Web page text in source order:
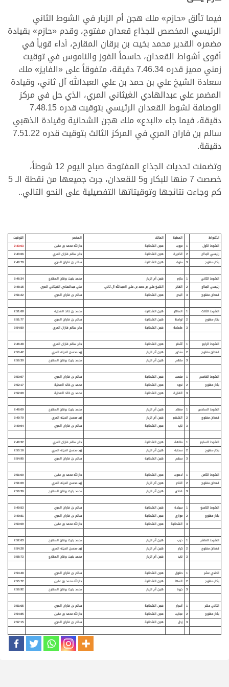
فيما تألق «حازم» ملك هجن أم الزبار في الشوط الثاني
الرئيسي المخصص للجذاع قعدان مفتوح، وقدم «حازم» بقيادة
مضمره القدير محمد بخيت بن برقان المقارح، أداء قوياً في
أقوى أشواط القعدان، حاسماً الفوز والناموس في توقيت
زمني مميز قدره 7.46.34 دقيقة، متفوقاً على «الفايز» ملك
سعادة الشيخ علي بن حمد بن علي العبدالله آل ثاني، وقيادة
المضمر علي عبدالهادي الغيثاني المري، الذي حل في مركز
الوصافة لشوط القعدان الرئيسي بتوقيت قدره 7.48.15
دقيقة، فيما جاء «البدع» ملك هجن الشحانية وقيادة الذهبي
سالم بن فاران المري في المركز الثالث بتوقيت قدره 7.51.22
دقيقة.
وتضمنت تحديات الجذاع المفتوحة صباح اليوم 12 شوطاً،
خصصت 7 منها للبكار و5 للقعدان، جرت جميعها من نقطة الـ 5
كم وجاءت نتائجها وتوقيتاتها التفصيلية على النحو التالي..
الأشواط المطية المالك المضمر
التوقيت
الشوط الأول
1 مروب هجن الشحانية جارالله محمد بن عقيل
7:43:03
رئيسي الجذاع
2 الذخيرة هجن الشحانية جابر سالم فاران المري
7:43:66
بكار مفتوح
3 منوة هجن الشحانية سالم بن فاران المري 7:48:79
الشوط الثاني 1 حازم هجن أم الزبار محمد بخيت برقان المقارح
7:46:34
رئيسي الجذاع
2 الفايز الشيخ علي بن حمد بن علي العبدالله آل ثاني علي عبدالهادي الغيثاني المري
7:48:15
قعدان مفتوح
3 البدع هجن الشحانية سالم بن فاران المري 7:51:22
الشوط الثالث 1 الماهر هجن الشحانية محمد بن خالد العطية
7:51:68
بكار مفتوح
2 لواحظ هجن الشحانية سالم بن فاران المري
7:51:77
3 طماعة هجن الشحانية جابر سالم فاران المري 7:54:50
الشوط الرابع 1 أشقر هجن الشحانية جابر سالم فاران المري
7:46:48
قعدان مفتوح
2 مذخور هجن أم الزبار زيد محسن انديله المري
7:53:42
3 ملهم هجن أم الزبار محمد بخيت برقان المقارح 7:56:30
الشوط الخامس 1 منصب هجن الشحانية سالم بن فاران المري
7:50:97
بكار مفتوح
2 نجود هجن الشحانية محمد بن خالد العطية
7:52:17
3 الفايزة هجن الشحانية محمد بن خالد العطية 7:52:69
الشوط السادس 1 معتاد هجن أم الزبار محمد بخيت برقان المقارح
7:48:09
قعدان مفتوح
2 الشهم هجن أم الزبار زيد محسن انديله المري
7:49:70
3 نايد هجن الشحانية سالم بن فاران المري 7:49:94
الشوط السابع 1 متاهة هجن الشحانية جابر سالم فاران المري
7:49:32
بكار مفتوح
2 سحابة هجن أم الزبار زيد محسن انديله المري
7:50:16
3 سهم هجن الشحانية سالم بن فاران المري 7:54:95
الشوط الثامن 1 لاهوب هجن الشحانية جارالله محمد بن عقيل
7:51:00
قعدان مفتوح
2 النادر هجن أم الزبار زيد محسن انديله المري
7:51:09
3 قناص هجن أم الزبار محمد بخيت برقان المقارح 7:56:36
الشوط التاسع 1 سيادة هجن الشحانية سالم بن فاران المري
7:49:53
بكار مفتوح
2 مواري هجن الشحانية سالم بن فاران المري
7:49:81
3 الشحانية هجن الشحانية جارالله محمد بن عقيل 7:50:09
الشوط العاشر 1 درب هجن أم الزبار محمد بخيت برقان المقارح
7:52:63
قعدان مفتوح
2 كرار هجن أم الزبار زيد محسن انديله المري
7:54:28
3 نايد هجن أم الزبار محمد بخيت برقان المقارح 7:55:73
الحادي عشر 1 حقوق هجن الشحانية سالم بن فاران المري
7:54:48
بكار مفتوح
2 المها هجن الشحانية جارالله محمد بن عقيل
7:55:72
3 خيرة هجن أم الزبار محمد بخيت برقان المقارح 7:56:92
الثاني عشر 1 أسرار هجن الشحانية سالم بن فاران المري
7:51:65
بكار مفتوح
2 عجايب هجن الشحانية جارالله محمد بن عقيل
7:54:85
3 زحل هجن الشحانية سالم بن فاران المري 7:57:15